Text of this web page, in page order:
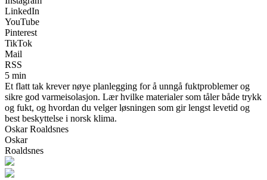
LinkedIn
YouTube
Pinterest
TikTok
Mail
RSS
5 min
Et flatt tak krever nøye planlegging for å unngå fuktproblemer og
sikre god varmeisolasjon. Lær hvilke materialer som tåler både trykk
og fukt, og hvordan du velger løsningen som gir lengst levetid og
best beskyttelse i norsk klima.
Oskar Roaldsnes
Oskar
Roaldsnes